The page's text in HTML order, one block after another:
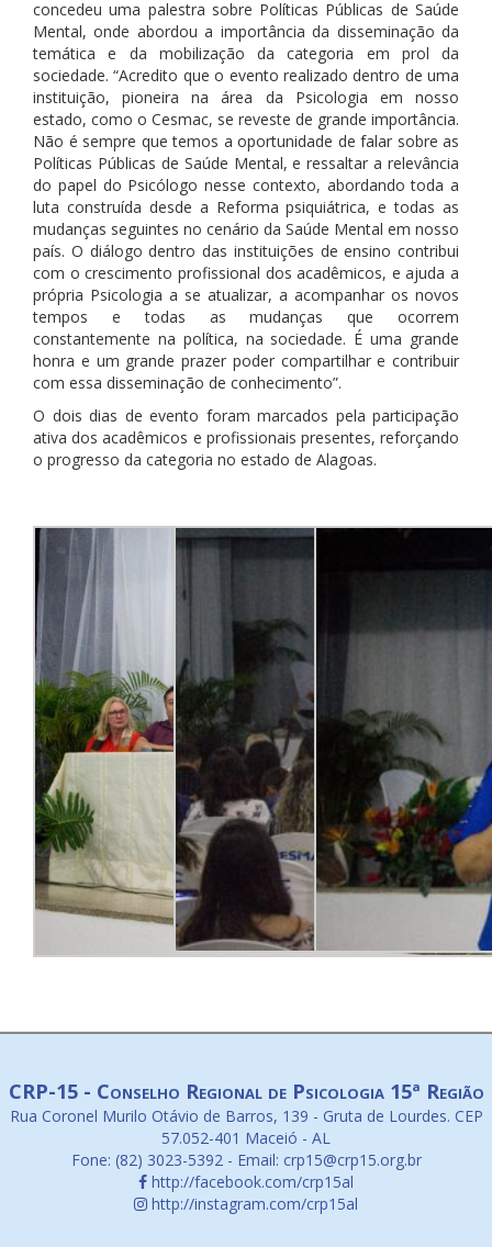
concedeu uma palestra sobre Políticas Públicas de Saúde
Mental, onde abordou a importância da disseminação da
temática e da mobilização da categoria em prol da
sociedade. “Acredito que o evento realizado dentro de uma
instituição, pioneira na área da Psicologia em nosso
estado, como o Cesmac, se reveste de grande importância.
Não é sempre que temos a oportunidade de falar sobre as
Políticas Públicas de Saúde Mental, e ressaltar a relevância
do papel do Psicólogo nesse contexto, abordando toda a
luta construída desde a Reforma psiquiátrica, e todas as
mudanças seguintes no cenário da Saúde Mental em nosso
país. O diálogo dentro das instituições de ensino contribui
com o crescimento profissional dos acadêmicos, e ajuda a
própria Psicologia a se atualizar, a acompanhar os novos
tempos e todas as mudanças que ocorrem
constantemente na política, na sociedade. É uma grande
honra e um grande prazer poder compartilhar e contribuir
com essa disseminação de conhecimento”.
O dois dias de evento foram marcados pela participação
ativa dos acadêmicos e profissionais presentes, reforçando
o progresso da categoria no estado de Alagoas.
CRP-15 - Conselho Regional de Psicologia 15ª Região
Rua Coronel Murilo Otávio de Barros, 139 - Gruta de Lourdes. CEP
57.052-401 Maceió - AL
Fone: (82) 3023-5392 - Email: crp15@crp15.org.br
http://facebook.com/crp15al
http://instagram.com/crp15al